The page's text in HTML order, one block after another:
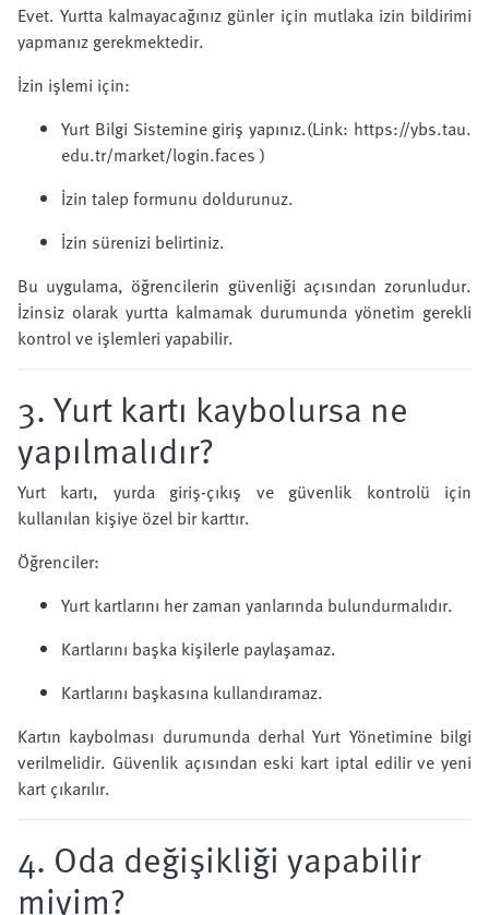
Evet. Yurtta kalmayacağınız günler için mutlaka izin bildirimi
yapmanız gerekmektedir.
İzin işlemi için:
Yurt Bilgi Sistemine giriş yapınız.(Link: https://ybs.tau.
edu.tr/market/login.faces)
İzin talep formunu doldurunuz.
İzin sürenizi belirtiniz.
Bu uygulama, öğrencilerin güvenliği açısından zorunludur.
İzinsiz olarak yurtta kalmamak durumunda yönetim gerekli
kontrol ve işlemleri yapabilir.
3. Yurt kartı kaybolursa ne
yapılmalıdır?
Yurt kartı, yurda giriş-çıkış ve güvenlik kontrolü için
kullanılan kişiye özel bir karttır.
Öğrenciler:
Yurt kartlarını her zaman yanlarında bulundurmalıdır.
Kartlarını başka kişilerle paylaşamaz.
Kartlarını başkasına kullandıramaz.
Kartın kaybolması durumunda derhal Yurt Yönetimine bilgi
verilmelidir. Güvenlik açısından eski kart iptal edilir ve yeni
kart çıkarılır.
4. Oda değişikliği yapabilir
miyim?